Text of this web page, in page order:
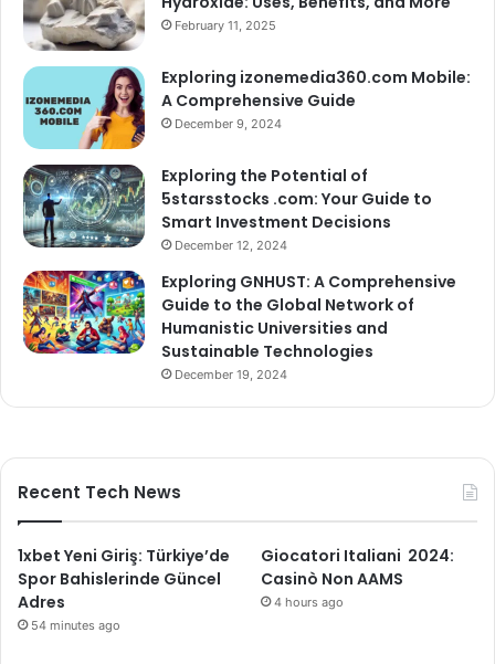
February 11, 2025
Exploring izonemedia360.com Mobile:
A Comprehensive Guide
December 9, 2024
Exploring the Potential of
5starsstocks .com: Your Guide to
Smart Investment Decisions
December 12, 2024
Exploring GNHUST: A Comprehensive
Guide to the Global Network of
Humanistic Universities and
Sustainable Technologies
December 19, 2024
Recent Tech News
1xbet Yeni Giriş: Türkiye’de
Spor Bahislerinde Güncel
Adres
54 minutes ago
Giocatori Italiani ️ 2024:
Casinò Non AAMS
4 hours ago